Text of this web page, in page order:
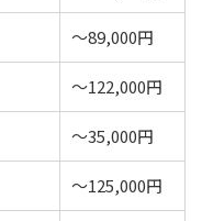
～89,000円
～122,000円
～35,000円
～125,000円